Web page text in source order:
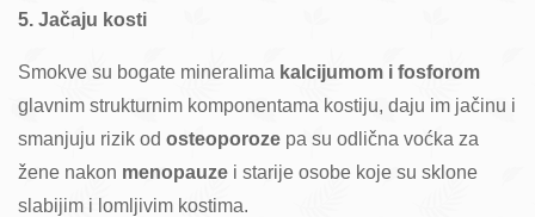
5. Jačaju kosti
Smokve su bogate mineralima kalcijumom i fosforom
glavnim strukturnim komponentama kostiju, daju im jačinu i
smanjuju rizik od osteoporoze pa su odlična voćka za
žene nakon menopauze i starije osobe koje su sklone
slabijim i lomljivim kostima.